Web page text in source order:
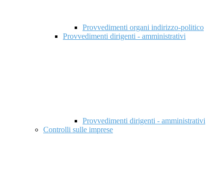
Provvedimenti organi indirizzo-politico
Provvedimenti dirigenti - amministrativi
Provvedimenti dirigenti - amministrativi
Controlli sulle imprese